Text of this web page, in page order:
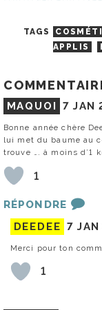
TAGS
APPLIS
MAQUOI 7 JAN
Bonne année chère
lui met du baume au
trouve …. à moins d’1
1
RÉPONDRE
DEEDEE 7
Merci pour ton
1